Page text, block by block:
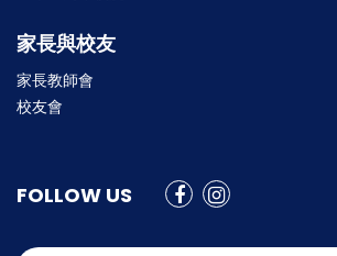
家長與校友
家長教師會
校友會
FOLLOW US